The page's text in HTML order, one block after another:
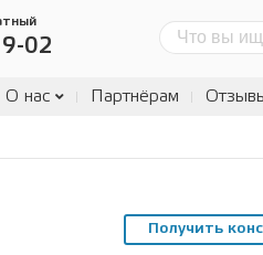
02
О нас Партнёрам
Получить